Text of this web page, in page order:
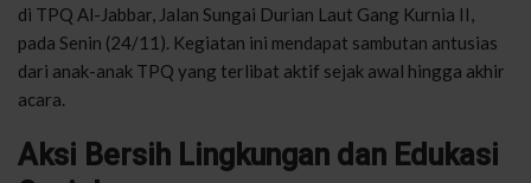
di TPQ Al-Jabbar, Jalan Sungai Durian Laut Gang Kurnia II,
pada Senin (24/11). Kegiatan ini mendapat sambutan antusias
dari anak-anak TPQ yang terlibat aktif sejak awal hingga akhir
acara.
Aksi Bersih Lingkungan dan Edukasi